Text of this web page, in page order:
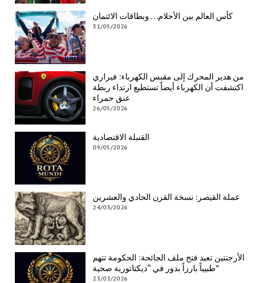
كأس العالم بين الأحلام… وبطاقات الائتمان
31/05/2026
من هدير المحرك إلى مقبس الكهرباء: فيراري
اكتشفت أن الكهرباء أيضاً تستطيع ارتداء ربطة
عنق حمراء
26/05/2026
القنبلة الاقتصادية
09/05/2026
عملة القيصر: نسخة القرن الحادي والعشرين
24/03/2026
الأرجنتين تعيد فتح ملف الجائحة: الحكومة تتهم
طبيباً بارزاً بدور في “ديكتاتورية صحية”
23/03/2026